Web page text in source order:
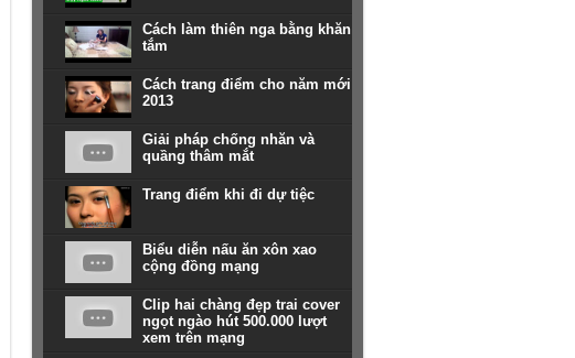
Cách làm thiên nga bằng khăn
tắm
Cách trang điểm cho năm mới
2013
Giải pháp chống nhăn và
quầng thâm mắt
Trang điểm khi đi dự tiệc
Biểu diễn nấu ăn xôn xao
cộng đồng mạng
Clip hai chàng đẹp trai cover
ngọt ngào hút 500.000 lượt
xem trên mạng